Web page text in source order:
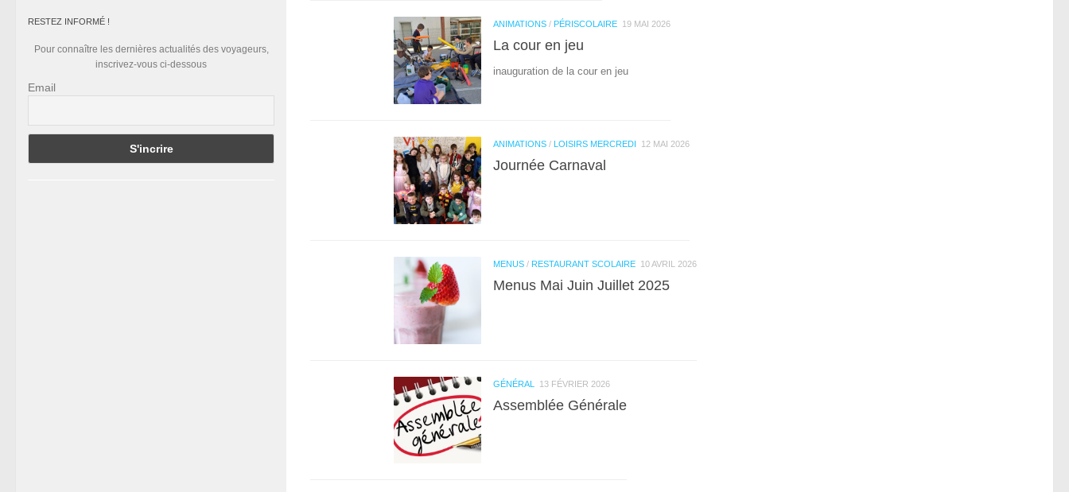
ANIMATIONS / PÉRISCOLAIRE 19 MAI 2026
La cour en jeu
inauguration de la cour en jeu
ANIMATIONS / LOISIRS MERCREDI 12 MAI 2026
Journée Carnaval
MENUS / RESTAURANT SCOLAIRE 10 AVRIL 2026
Menus Mai Juin Juillet 2025
GÉNÉRAL 13 FÉVRIER 2026
Assemblée Générale
RESTEZ INFORMÉ !
Pour connaître les dernières actualités des voyageurs,
inscrivez-vous ci-dessous
Email